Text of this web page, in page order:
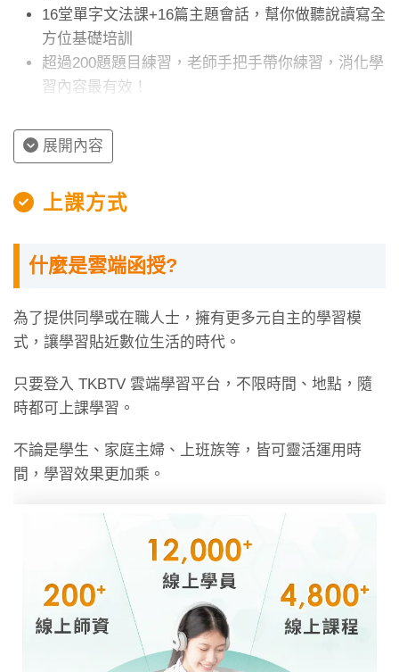
16堂單字文法課+16篇主題會話，幫你做聽說讀寫全
方位基礎培訓
超過200題題目練習，老師手把手帶你練習，消化學
習內容最有效！
🎁 購課加值服務
精緻套裝教材乙套，免運費宅配到府
這門課程專為這樣的你設計
為什麼你需要這門課程？
老師怎麼教？
推薦試聽&參考用書
系列課程
課程目錄
常見Q&A
這門課程專為這樣的你設計
進一步的日文學習者
靠自己自學，但不想只是一知半解，想打好穩固日
背了一堆文法不知道怎麼用，想透過情境會話加深
文法印象、不想做「背多分」的你
為什麼你需要這門課程？
展開內容
上課方式
什麼是雲端函授?
為了提供同學或在職人士，擁有更多元自主的學習模
式，讓學習貼近數位生活的時代。
只要登入 TKBTV 雲端學習平台，不限時間、地點，隨
時都可上課學習。
不論是學生、家庭主婦、上班族等，皆可靈活運用時
間，學習效果更加乘。